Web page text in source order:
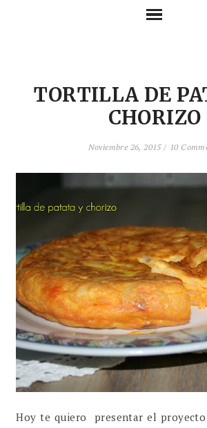
TORTILLA DE
CHORIZO
Noviembre 26, 2015 / 10
Hoy te quiero presentar el